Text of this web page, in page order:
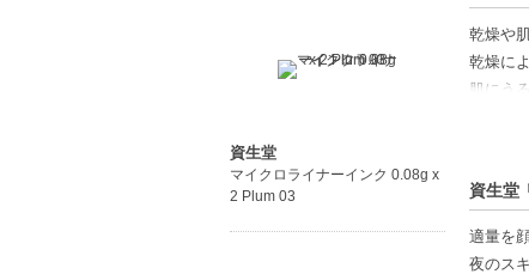
乾燥や
乾燥に
肌にう
心地よ
高機能
潤いを
心地よ
資生堂
適量を
夜のス
資生堂
マイクロライナーインク 0.08g x
2 Plum 03